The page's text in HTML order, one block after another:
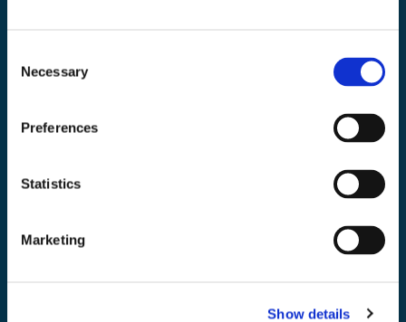
Selection
Necessary
Preferences
Statistics
Marketing
Show details
Mejladress